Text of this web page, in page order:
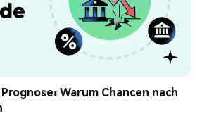
Warum Chancen nach